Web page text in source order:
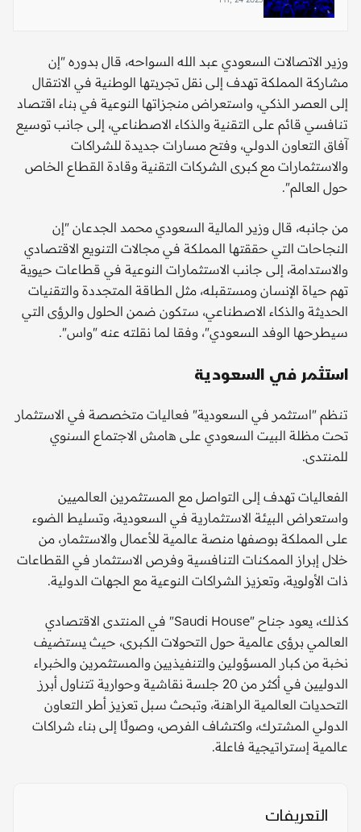
وزير الاتصالات السعودي عبد الله السواحه، قال بدوره "إن
مشاركة المملكة تهدف إلى نقل تجربتها الوطنية في الانتقال
إلى العصر الذكي، واستعراض منجزاتها النوعية في بناء اقتصاد
تنافسي قائم على التقنية والذكاء الاصطناعي، إلى جانب توسيع
آفاق التعاون الدولي، وفتح مسارات جديدة للشراكات
والاستثمارات مع كبرى الشركات التقنية وقادة القطاع الخاص
حول العالم".
من جانبه، قال وزير المالية السعودي محمد الجدعان "إن
النجاحات التي حققتها المملكة في مجالات التنويع الاقتصادي
والاستدامة، إلى جانب الاستثمارات النوعية في قطاعات حيوية
تهم حياة الإنسان ومستقبله، مثل الطاقة المتجددة والتقنيات
الحديثة والذكاء الاصطناعي، ستكون ضمن الحلول والرؤى التي
سيطرحها الوفد السعودي"، وفقا لما نقلته عنه "واس".
استثمر في السعودية
تنظم "استثمر في السعودية" فعاليات متخصصة في الاستثمار
تحت مظلة البيت السعودي على هامش الاجتماع السنوي
للمنتدى.
الفعاليات تهدف إلى التواصل مع المستثمرين العالميين
واستعراض البيئة الاستثمارية في السعودية، وتسليط الضوء
على المملكة بوصفها منصة عالمية للأعمال والاستثمار، من
خلال إبراز الممكنات التنافسية وفرص الاستثمار في القطاعات
ذات الأولوية، وتعزيز الشراكات النوعية مع الجهات الدولية.
كذلك، يعود جناح "Saudi House" في المنتدى الاقتصادي
العالمي برؤى عالمية حول التحولات الكبرى، حيث يستضيف
نخبة من كبار المسؤولين والتنفيذيين والمستثمرين والخبراء
الدوليين في أكثر من 20 جلسة نقاشية وحوارية تتناول أبرز
التحديات العالمية الراهنة، وتبحث سبل تعزيز أطر التعاون
الدولي المشترك، واكتشاف الفرص، وصولًا إلى بناء شراكات
عالمية إستراتيجية فاعلة.
التعريفات